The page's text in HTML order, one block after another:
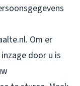
Om er
door u is